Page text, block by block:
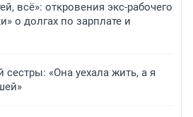
всё»: откровения экс-рабочего
о долгах по зарплате и
«Она уехала жить, а я